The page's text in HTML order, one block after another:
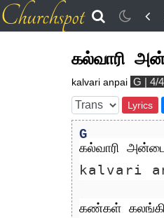
கல்வாரி
kalvari anpai G | 4/4
Lyrics
G
கல்வாரி
kalvari
கண்கள்